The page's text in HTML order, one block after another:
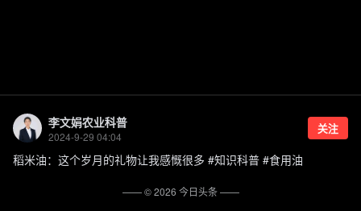
李文娟农业科普
2024-9-29 04:04
关注
稻米油：这个岁月的礼物让我感慨很多 #知识科普 #食用油
—— ©2026 今日头条——